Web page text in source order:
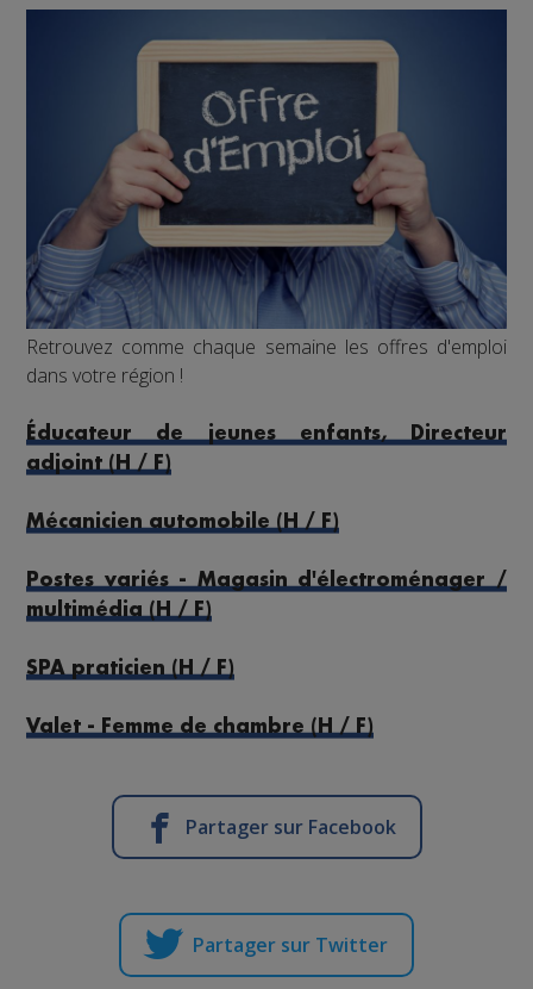
Retrouvez comme chaque semaine les offres d'emploi
dans votre région !
Éducateur de jeunes enfants, Directeur
adjoint (H / F)
Mécanicien automobile (H / F)
Postes variés - Magasin d'électroménager /
multimédia (H / F)
SPA praticien (H / F)
Valet - Femme de chambre (H / F)
Partager sur Facebook
Partager sur Twitter